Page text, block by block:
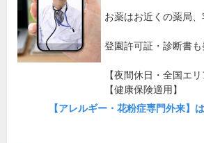
お薬はお近くの薬局
登園許可証・診断書
【夜間休日・全国エリ
【健康保険適用】
【アレルギー・花粉症専門外来】